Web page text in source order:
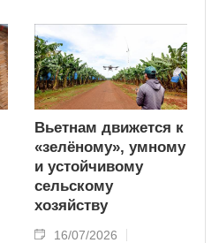
Вьетнам движется к
«зелёному», умному
и устойчивому
сельскому
хозяйству
16/07/2026